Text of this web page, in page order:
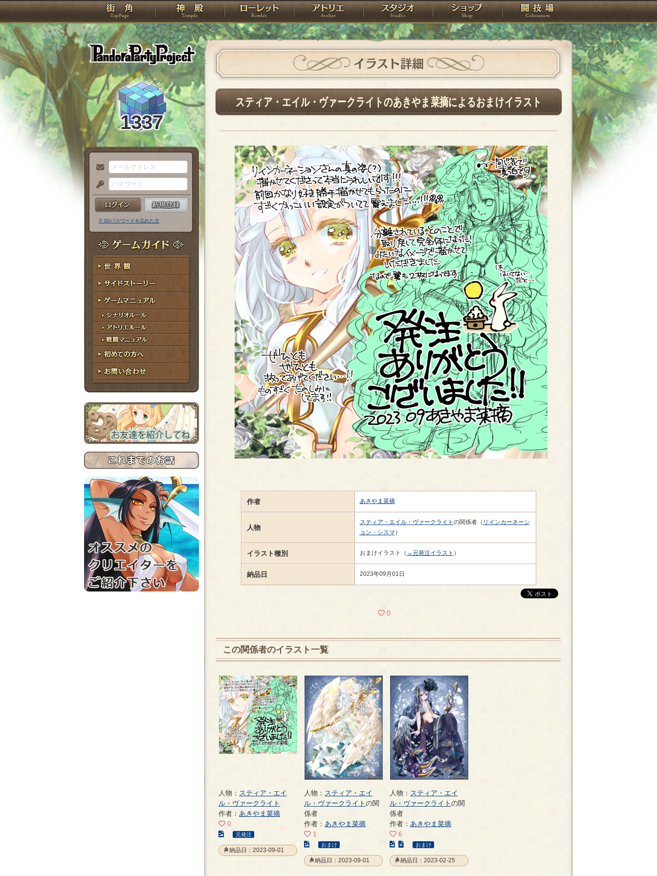
PandoraPartyProject
TOP 神殿 ローレット アトリエ スタジオ ショップ 闘技場
1337
メ
ー
ル
ア
ド
レ
ス
パ
ス
ー
ド
※ ID/パスワードを忘れた方
ゲームガイド
世界観
サイドストーリー
ゲームマニュアル
シナリオルール
アトリエルール
戦闘マニュアル
初めての方へ
お問い合わせ
イラスト詳細
スティア・エイル・ヴァークライトのあきやま菜摘によるおまけイラスト
作者 あきやま菜摘
人物
スティア・エイル・ヴァークライト の関係者（ リインカーネーシ
ョン・シスマ ）
イラスト種別 おまけイラスト（ →元発注イラスト ）
納品日 2023年09月01日
0
この関係者のイラスト一覧
人物： スティア・エイ
ル・ヴァークライト
作者： あきやま菜摘
0
こ
の
イ
元発注
納品日：2023-09-01
人物： スティア・エイ
ル・ヴァークライトの関
係者
作者： あきやま菜摘
1
こ
の
イ
おまけ
納品日：2023-09-01
人物： スティア・エイ
ル・ヴァークライトの関
係者
作者： あきやま菜摘
6
こ
の
イ
おまけ
納品日：2023-02-25